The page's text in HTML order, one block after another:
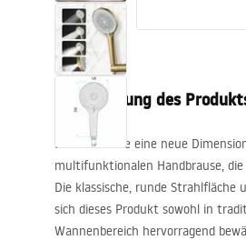
Küche
Badezimmerzubehör und
Beschreibung des
Entdecken Sie eine neue
multifunktionalen Handbrause,
Die klassische, runde
sich dieses Produkt sowohl in
Wannenbereich hervorragend